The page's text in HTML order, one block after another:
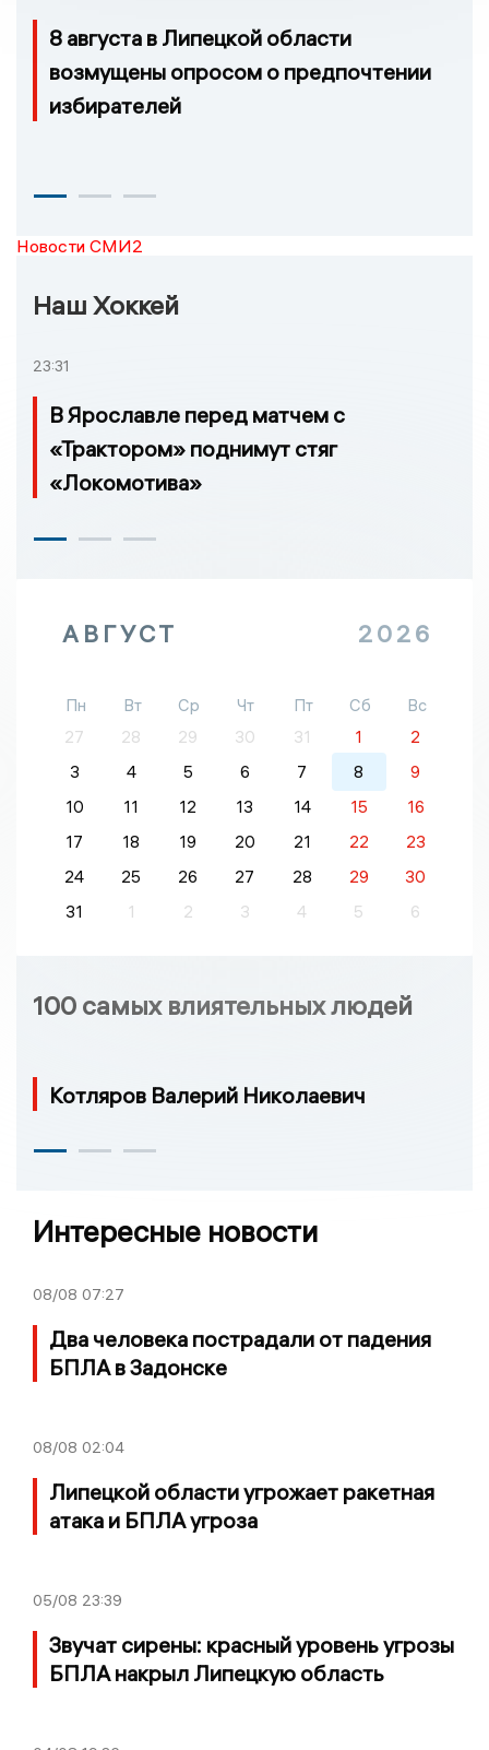
8 августа в Липецкой области
возмущены опросом о предпочтении
избирателей
Новости СМИ2
Наш Хоккей
23:31
В Ярославле перед матчем с
«Трактором» поднимут стяг
«Локомотива»
АВГУСТ 2026
Пн Вт Ср Чт Пт Сб
Вс
27
28 29 30 31 1
2
3
4 5 6 7 8
9
10
11 12 13 14 15
16
17
18 19 20 21 22
23
24
25 26 27 28 29
30
31
1 2 3 4 5 6
100 самых влиятельных людей
Котляров Валерий Николаевич
Интересные новости
08/08 07:27
Два человека пострадали от падения
БПЛА в Задонске
08/08 02:04
Липецкой области угрожает ракетная
атака и БПЛА угроза
05/08 23:39
Звучат сирены: красный уровень угрозы
БПЛА накрыл Липецкую область